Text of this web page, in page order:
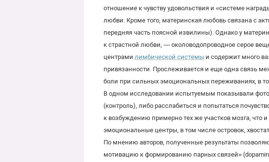
отношение к чувству удовольствия и «системе
любви. Кроме того, материнская любовь связана с
передняя часть поясной извилины). Однако у
к страстной любви, — околоводопроводное серое
центрами лимбической системы и содержит много
привязанности. Прослеживается и еще одна связь
боли при сильных эмоциональных переживаниях, в
В одном исследовании испытуемым показывали
(контроль), либо расслабиться и попытаться
к возбуждению примерно тех же участков мозга, что
эмоциональные центры, в том числе островок,
По мнению авторов, полученные результаты
мотивацию к формированию парных связей»